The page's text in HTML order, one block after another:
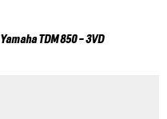
YamahaTDM 850 - 3VD